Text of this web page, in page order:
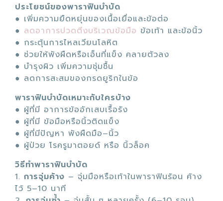
ประโยชน์ของพาราฟินบำบัด
● เพิ่มความยืดหยุ่นของเนื้อเยื่อและข้อต่อ
● ลดอาการปวดตึงบริเวณข้อมือ ข้อเท้า และข้อนิ้ว
● กระตุ้นการไหลเวียนโลหิต
● ช่วยให้พังผืดหรือเอ็นที่แข็ง คลายตัวลง
● บำรุงผิว เพิ่มความชุ่มชื้น
● ลดการสะสมของกรดยูริกในข้อ
พาราฟินบำบัดเหมาะกับใครบ้าง
● ผู้ที่มี อาการข้ออักเสบเรื้อรัง
● ผู้ที่มี ข้อมือหรือนิ้วติดแข็ง
● ผู้ที่มีปัญหา พังผืดมือ–นิ้ว
● ผู้ป่วย โรครูมาตอยด์ หรือ นิ้วล็อค
วิธีทำพาราฟินบำบัด
1. การจุ่มค้าง – จุ่มมือหรือเท้าในพาราฟินร้อน ค้าง
ไว้ 5–10 นาที